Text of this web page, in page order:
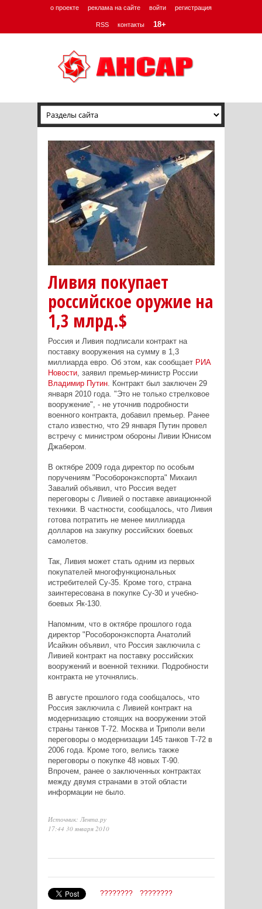
о проекте реклама на сайте войти регистрация
RSS контакты 18+
Ливия покупает
российское оружие на
1,3 млрд.$
Россия и Ливия подписали контракт на
поставку вооружения на сумму в 1,3
миллиарда евро. Об этом, как сообщает РИА
Новости, заявил премьер-министр России
Владимир Путин. Контракт был заключен 29
января 2010 года. "Это не только стрелковое
вооружение", - не уточнив подробности
военного контракта, добавил премьер. Ранее
стало известно, что 29 января Путин провел
встречу с министром обороны Ливии Юнисом
Джабером.
В октябре 2009 года директор по особым
поручениям "Рособоронэкспорта" Михаил
Завалий объявил, что Россия ведет
переговоры с Ливией о поставке авиационной
техники. В частности, сообщалось, что Ливия
готова потратить не менее миллиарда
долларов на закупку российских боевых
самолетов.
Так, Ливия может стать одним из первых
покупателей многофункциональных
истребителей Су-35. Кроме того, страна
заинтересована в покупке Су-30 и учебно-
боевых Як-130.
Напомним, что в октябре прошлого года
директор "Рособоронэкспорта Анатолий
Исайкин объявил, что Россия заключила с
Ливией контракт на поставку российских
вооружений и военной техники. Подробности
контракта не уточнялись.
В августе прошлого года сообщалось, что
Россия заключила с Ливией контракт на
модернизацию стоящих на вооружении этой
страны танков Т-72. Москва и Триполи вели
переговоры о модернизации 145 танков Т-72 в
2006 года. Кроме того, велись также
переговоры о покупке 48 новых Т-90.
Впрочем, ранее о заключенных контрактах
между двумя странами в этой области
информации не было.
Источник: Лента.ру
17:44 30 января 2010
???????? ????????